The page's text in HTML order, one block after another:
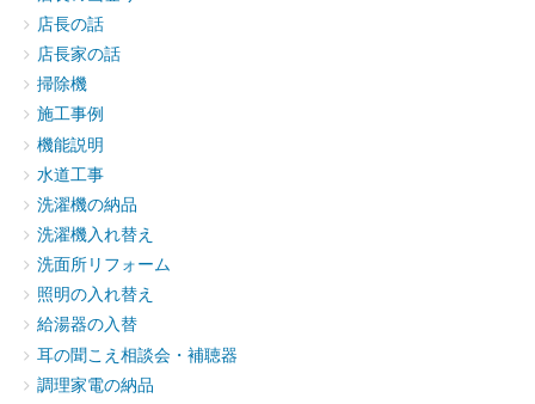
店長の話
店長家の話
掃除機
施工事例
機能説明
水道工事
洗濯機の納品
洗濯機入れ替え
洗面所リフォーム
照明の入れ替え
給湯器の入替
耳の聞こえ相談会・補聴器
調理家電の納品